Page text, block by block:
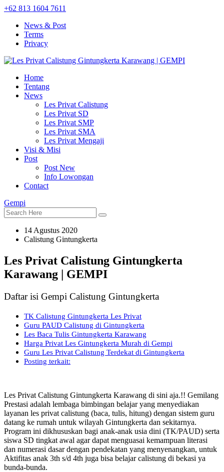
+62 813 1604 7611
News & Post
Terms
Privacy
Home
Tentang
News
Les Privat Calistung
Les Privat SD
Les Privat SMP
Les Privat SMA
Les Privat Mengaji
Visi & Misi
Post
Post New
Info Lowongan
Contact
Gempi
14 Agustus 2020
Calistung Gintungkerta
Les Privat Calistung Gintungkerta
Karawang | GEMPI
Daftar isi Gempi Calistung Gintungkerta
TK Calistung Gintungkerta Les Privat
Guru PAUD Calistung di Gintungkerta
Les Baca Tulis Gintungkerta Karawang
Harga Privat Les Gintungkerta Murah di Gempi
Guru Les Privat Calistung Terdekat di Gintungkerta
Posting terkait:
Les Privat Calistung Gintungkerta Karawang di sini aja.!! Gemilang
Prestasi adalah lembaga bimbingan belajar yang menyediakan
layanan les privat calistung (baca, tulis, hitung) dengan sistem guru
datang ke rumah untuk wilayah Gintungkerta dan sekitarnya.
Program ini dikhususkan bagi anak-anak usia dini (TK/PAUD) serta
siswa SD tingkat awal agar dapat menguasai kemampuan literasi
dan numerasi dasar dengan pendekatan yang menyenangkan, untuk
Aktifitas anak 3th s/d 4th juga bisa belajar calistung di bekasi ya
bunda-bunda.